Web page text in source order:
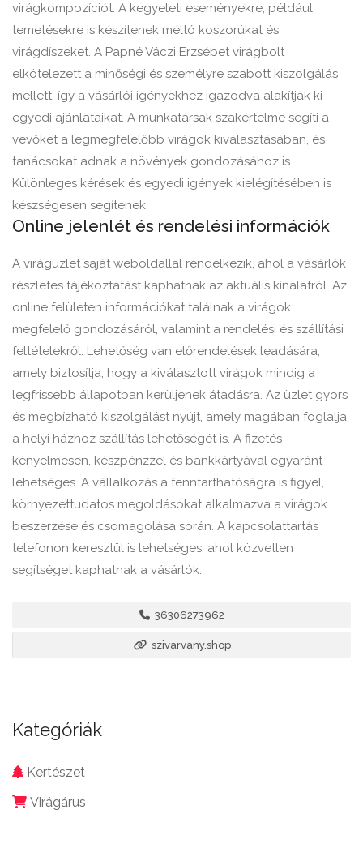
virágkompozíciót. A kegyeleti eseményekre, például
temetésekre is készítenek méltó koszorúkat és
virágdíszeket. A Papné Váczi Erzsébet virágbolt
elkötelezett a minőségi és személyre szabott kiszolgálás
mellett, így a vásárlói igényekhez igazodva alakítják ki
egyedi ajánlataikat. A munkatársak szakértelme segíti a
vevőket a legmegfelelőbb virágok kiválasztásában, és
tanácsokat adnak a növények gondozásához is.
Különleges kérések és egyedi igények kielégítésében is
készségesen segítenek.
Online jelenlét és rendelési információk
A virágüzlet saját weboldallal rendelkezik, ahol a vásárlók
részletes tájékoztatást kaphatnak az aktuális kínálatról. Az
online felületen információkat találnak a virágok
megfelelő gondozásáról, valamint a rendelési és szállítási
feltételekről. Lehetőség van előrendelések leadására,
amely biztosítja, hogy a kiválasztott virágok mindig a
legfrissebb állapotban kerüljenek átadásra. Az üzlet gyors
és megbízható kiszolgálást nyújt, amely magában foglalja
a helyi házhoz szállítás lehetőségét is. A fizetés
kényelmesen, készpénzzel és bankkártyával egyaránt
lehetséges. A vállalkozás a fenntarthatóságra is figyel,
környezettudatos megoldásokat alkalmazva a virágok
beszerzése és csomagolása során. A kapcsolattartás
telefonon keresztül is lehetséges, ahol közvetlen
segítséget kaphatnak a vásárlók.
36306273962
szivarvany.shop
Kategóriák
Kertészet
Virágárus